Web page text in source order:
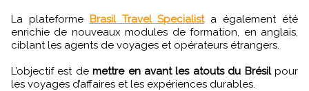
La plateforme Brasil Travel Specialista également été
enrichie de nouveaux modules de formation, en anglais,
ciblant les agents de voyages et opérateurs étrangers.
L’objectif est demettre en avant les atouts du Brésilpour
les voyages d’affaires et les expériences durables.